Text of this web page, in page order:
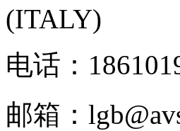
(ITALY)
电话：
邮箱：